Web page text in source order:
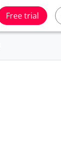
Free trial